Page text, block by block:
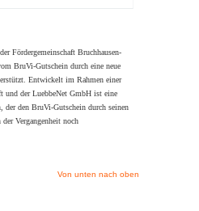
Fördergemeinschaft Bruchhausen-
BruVi-Gutschein durch eine neue
Entwickelt im Rahmen einer
und der LuebbeNet GmbH ist eine
der den BruVi-Gutschein durch seinen
der Vergangenheit noch
Von unten nach oben